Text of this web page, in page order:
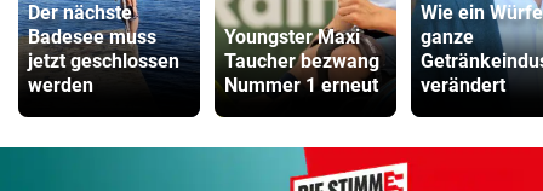
Der nächste
Badesee muss
jetzt geschlossen
werden
Youngster Maxi
Taucher bezwang
Nummer 1 erneut
Wie ein
ganze
verändert